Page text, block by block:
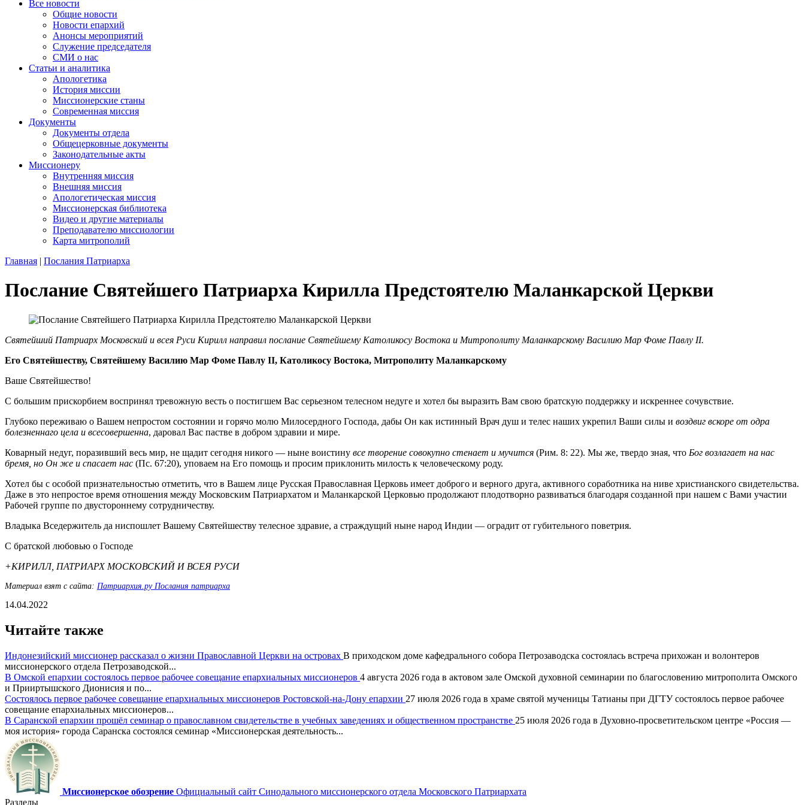
Все новости
Общие новости
Новости епархий
Анонсы мероприятий
Служение председателя
СМИ о нас
Статьи и аналитика
Апологетика
История миссии
Миссионерские станы
Современная миссия
Документы
Документы отдела
Общецерковные документы
Законодательные акты
Миссионеру
Внутренняя миссия
Внешняя миссия
Апологетическая миссия
Миссионерская библиотека
Видео и другие материалы
Преподавателю миссиологии
Карта митрополий
Главная | Послания Патриарха
Послание Святейшего Патриарха Кирилла Предстоятелю Маланкарской Церкви
Святейший Патриарх Московский и всея Руси Кирилл направил послание Святейшему Католикосу Востока и Митрополиту Маланкарскому Василию Мар Фоме Павлу II.
Его Святейшеству, Святейшему Василию Map Фоме Павлу II, Католикосу Востока, Митрополиту Маланкарскому
Ваше Святейшество!
С большим прискорбием воспринял тревожную весть о постигшем Вас серьезном телесном недуге и хотел бы выразить Вам свою братскую поддержку и искреннее сочувствие.
Глубоко переживаю о Вашем непростом состоянии и горячо молю Милосердного Господа, дабы Он как истинный Врач душ и телес наших укрепил Ваши силы и воздвиг вскоре от одра
болезненнаго цела и всесовершенна, даровал Вас пастве в добром здравии и мире.
Коварный недуг, поразивший весь мир, не щадит сегодня никого — ныне воистину все творение совокупно стенает и мучится (Рим. 8: 22). Мы же, твердо зная, что Бог возлагает на нас
бремя, но Он же и спасает нас (Пс. 67:20), уповаем на Его помощь и просим приклонить милость к человеческому роду.
Хотел бы с особой признательностью отметить, что в Вашем лице Русская Православная Церковь имеет доброго и верного друга, активного соработника на ниве христианского свидетельства.
Даже в это непростое время отношения между Московским Патриархатом и Маланкарской Церковью продолжают плодотворно развиваться благодаря созданной при нашем с Вами участии
Рабочей группе по двустороннему сотрудничеству.
Владыка Вседержитель да ниспошлет Вашему Святейшеству телесное здравие, а страждущий ныне народ Индии — оградит от губительного поветрия.
С братской любовью о Господе
+КИРИЛЛ, ПАТРИАРХ МОСКОВСКИЙ И ВСЕЯ РУСИ
Материал взят с сайта: Патриархия.ру Послания патриарха
14.04.2022
Читайте также
Индонезийский миссионер рассказал о жизни Православной Церкви на островах В приходском доме кафедрального собора Петрозаводска состоялась встреча прихожан и волонтеров
миссионерского отдела Петрозаводской...
В Омской епархии состоялось первое рабочее совещание епархиальных миссионеров 4 августа 2026 года в актовом зале Омской духовной семинарии по благословению митрополита Омского
и Прииртышского Дионисия и по...
Состоялось первое рабочее совещание епархиальных миссионеров Ростовской-на-Дону епархии 27 июля 2026 года в храме святой мученицы Татианы при ДГТУ состоялось первое рабочее
совещание епархиальных миссионеров...
В Саранской епархии прошёл семинар о православном свидетельстве в учебных заведениях и общественном пространстве 25 июля 2026 года в Духовно-просветительском центре «Россия —
моя история» города Саранска состоялся семинар «Миссионерская деятельность...
Миссионерское обозрение Официальный сайт Синодального миссионерского отдела Московского Патриархата
Разделы